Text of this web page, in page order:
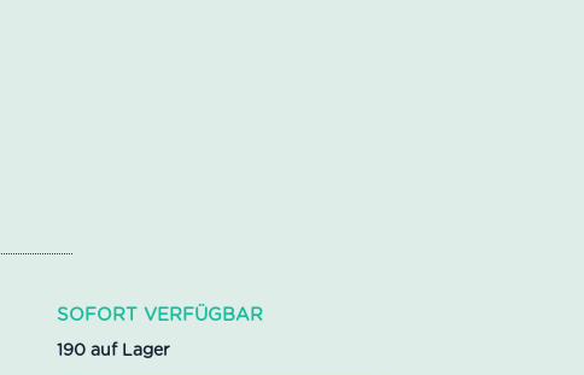
SOFORT VERFÜGBAR
190 auf Lager